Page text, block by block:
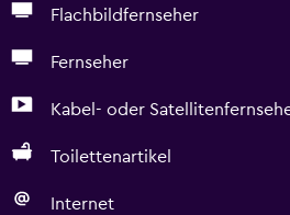
Flachbildfernseher
Fernseher
Kabel- oder
Toilettenartikel
Internet